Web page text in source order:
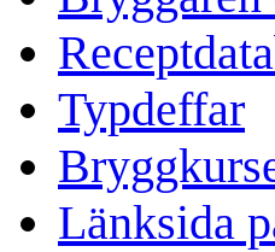
Typdeffar
Länksida